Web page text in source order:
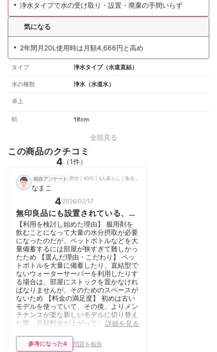
浄水タイプで水の受け取り・設置・廃棄の手間いらず
気になる
2年間月20L使用時は月額4,666円と高め
タイプ 浄水タイプ（水道直結）
水の種類 浄水（水道水）
卓上
幅 18cm
全部見る
この商品のクチコミ
4 （1件）
独自アンケート
なまこ
4 2026/02/17
無印良品にも設置されている、エ
コでおしゃれな浄水型ウォーター
サーバー。
【利用を検討し始めた理由】 服用剤を
飲むことになって大量の水分摂取が必要
になったのだが、ペットボトルなどを大
量備蓄するには部屋が狭すぎて難しかっ
たため 【選んだ理由・こだわり】 ペッ
トボトルを大量に備蓄したり、直結型で
ないウォーターサーバーを利用したりす
る場合は、部屋にストックを置かなけれ
ばなりませんが、そのためのスペースが
ないため 【料金の満足度】 初めは古い
モデルを使っていて、その後、よりメン
テナンスが楽な新しいモデルに切り替え
た際、月額料金が上がってしまいまし
はずなのに、料金が上がるのはあまり納
得できず、少し高いなと感じています。
詳細を見る
参考になった4 問題を報告